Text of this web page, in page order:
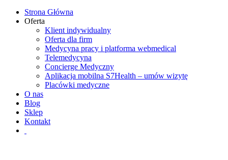
Strona Główna
Oferta
Klient indywidualny
Oferta dla firm
Medycyna pracy i platforma webmedical
Telemedycyna
Concierge Medyczny
Aplikacja mobilna S7Health – umów wizytę
Placówki medyczne
O nas
Blog
Sklep
Kontakt